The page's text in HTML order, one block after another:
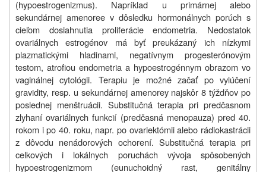
(hypoestrogenizmus). Napríklad u primárnej alebo
sekundárnej amenoree v dôsledku hormonálnych porúch s
cieľom dosiahnutia proliferácie endometria. Nedostatok
ovariálnych estrogénov má byť preukázaný ich nízkymi
plazmatickými hladinami, negatívnym progesterónovým
testom, atrofiou endometria a hypoestrogénnym obrazom vo
vaginálnej cytológii. Terapiu je možné začať po vylúčení
gravidity, resp. u sekundárnej amenorey najskôr 8 týždňov po
poslednej menštruácii. Substitučná terapia pri predčasnom
zlyhaní ovariálnych funkcií (predčasná menopauza) pred 40.
rokom i po 40. roku, napr. po ovariektómii alebo rádiokastrácii
z dôvodu nenádorových ochorení. Substitučná terapia pri
celkových i lokálnych poruchách vývoja spôsobených
hypoestrogenizmom (eunuchoidný rast, genitálny